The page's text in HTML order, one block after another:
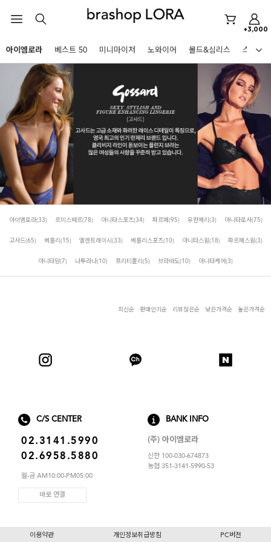
+3,000
미니마이저
노와이어
르미스떼르
미니마이저
아이엠로라
르미스떼르
미니마이저
아이엠로라
노와이어
아이엠로라 베스트 50 미니마이저 노와이어 몰드&심리스 스포츠
아이엠로라(33) 르미스떼르(78) 아니타스포츠(34) 파르페 (95) 유란제리 (3) 아니타로사(75)
고사드(65) 베를리 (15) 엘렌트레이시 (33) 베를리스포츠(10) 아니타스윔(18) 파르페스윔(3)
아니타맘(7) 나투라나(10) 프리티폴리 (5) 브라바도(10) 아니타케어(3)
최신순 판매인기순 리뷰많은순 낮은가격순 높은가격순
C/S CENTER
02.3141.5990
02.6958.5880
월-금 AM10:00-PM05:00
바로 연결
BANK INFO
(주) 아이엠로라
신한 100-030-674873
농협 351-3141-5990-53
이용약관 개인정보취급방침 PC버전